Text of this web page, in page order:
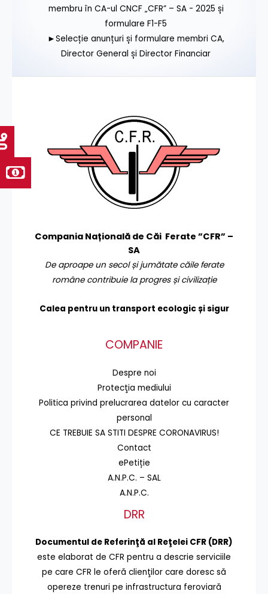
membru în CA-ul CNCF „CFR” – SA - 2025 și
formulare F1-F5
►Selecție anunțuri și formulare membri CA,
Director General și Director Financiar
Compania Națională de Căi Ferate ”CFR” –
SA
De aproape un secol și jumătate căile ferate
române contribuie la progres și civilizație
Calea pentru un transport ecologic și sigur
COMPANIE
Despre noi
Protecţia mediului
Politica privind prelucrarea datelor cu caracter
personal
CE TREBUIE SA STITI DESPRE CORONAVIRUS!
Contact
ePetiție
A.N.P.C. – SAL
A.N.P.C.
DRR
Documentul de Referinţă al Reţelei CFR (DRR)
este elaborat de CFR pentru a descrie serviciile
pe care CFR le oferă clienţilor care doresc să
opereze trenuri pe infrastructura feroviară